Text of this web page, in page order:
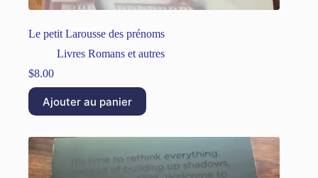
Le petit Larousse des prénoms
Livres Romans et autres
$8.00
Ajouter au panier